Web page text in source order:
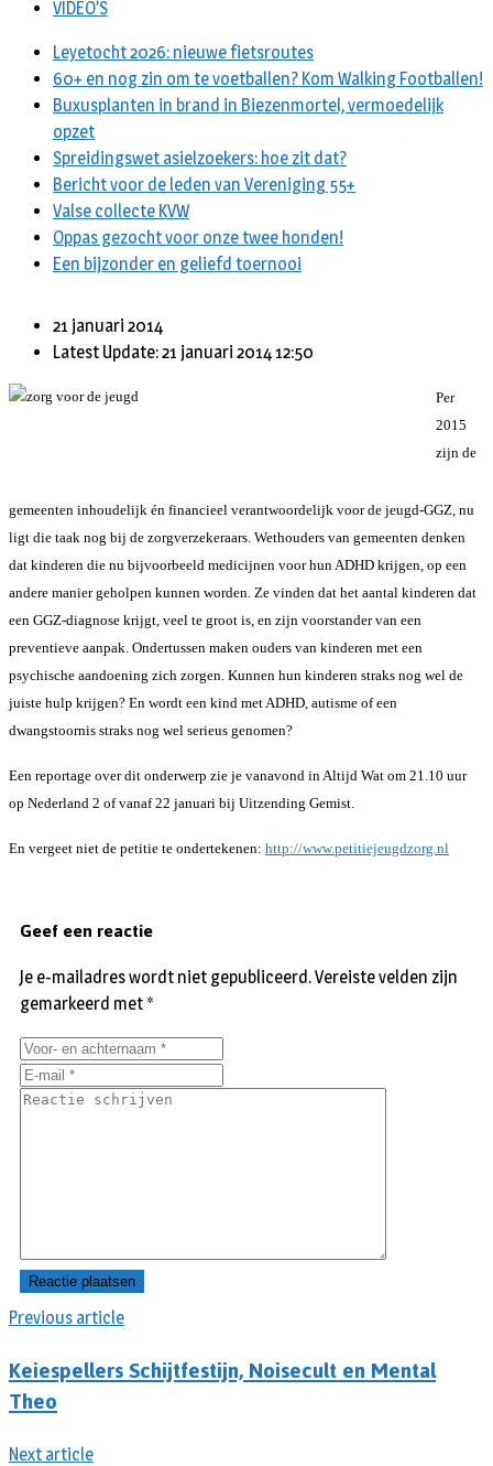
VIDEO’S
Leyetocht 2026: nieuwe fietsroutes
60+ en nog zin om te voetballen? Kom Walking Footballen!
Buxusplanten in brand in Biezenmortel, vermoedelijk
opzet
Spreidingswet asielzoekers: hoe zit dat?
Bericht voor de leden van Vereniging 55+
Valse collecte KVW
Oppas gezocht voor onze twee honden!
Een bijzonder en geliefd toernooi
21 januari 2014
Latest Update: 21 januari 2014 12:50
Per
2015
zijn de
gemeenten inhoudelijk én financieel verantwoordelijk voor de jeugd-GGZ, nu
ligt die taak nog bij de zorgverzekeraars. Wethouders van gemeenten denken
dat kinderen die nu bijvoorbeeld medicijnen voor hun ADHD krijgen, op een
andere manier geholpen kunnen worden. Ze vinden dat het aantal kinderen dat
een GGZ-diagnose krijgt, veel te groot is, en zijn voorstander van een
preventieve aanpak. Ondertussen maken ouders van kinderen met een
psychische aandoening zich zorgen. Kunnen hun kinderen straks nog wel de
juiste hulp krijgen? En wordt een kind met ADHD, autisme of een
dwangstoornis straks nog wel serieus genomen?
Een reportage over dit onderwerp zie je vanavond in Altijd Wat om 21.10 uur
op Nederland 2 of vanaf 22 januari bij Uitzending Gemist.
En vergeet niet de petitie te ondertekenen: http://www.petitiejeugdzorg.nl
Previous article
Keiespellers Schijtfestijn, Noisecult en Mental
Theo
Next article
Geef een reactie
Je e-mailadres wordt niet gepubliceerd.Vereiste velden zijn
gemarkeerd met *